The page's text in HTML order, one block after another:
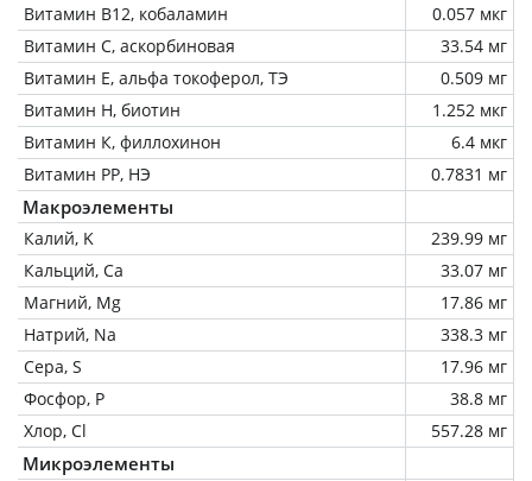
Витамин В12, кобаламин
0.057 мкг
Витамин C, аскорбиновая
33.54 мг
Витамин Е, альфа токоферол, ТЭ
0.509 мг
Витамин Н, биотин
1.252 мкг
Витамин К, филлохинон
6.4 мкг
Витамин РР, НЭ
0.7831 мг
Макроэлементы
Калий, K
239.99 мг
Кальций, Ca
33.07 мг
Магний, Mg
17.86 мг
Натрий, Na
338.3 мг
Сера, S
17.96 мг
Фосфор, P
38.8 мг
Хлор, Cl
557.28 мг
Микроэлементы